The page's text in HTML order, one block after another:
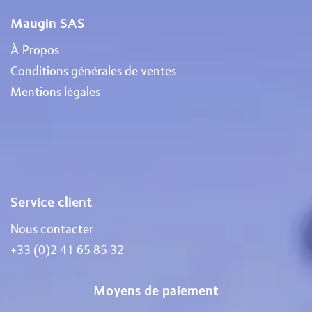
Maugin SAS
À Propos
Conditions générales de ventes
Mentions légales
Service client
Nous contacter
+33 (0)2 41 65 85 32
Moyens de paiement